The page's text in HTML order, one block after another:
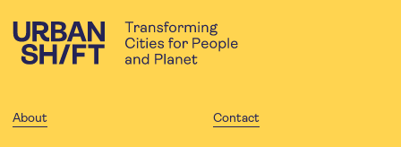
About Contact